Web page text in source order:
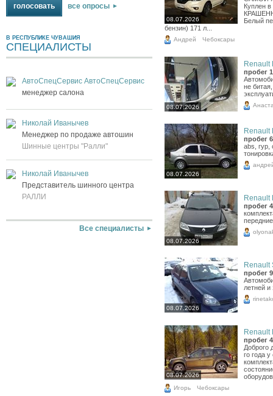
все опросы
В РЕСПУБЛИКЕ ЧУВАШИЯ
СПЕЦИАЛИСТЫ
АвтоСпецСервис АвтоСпецСервис
менеджер салона
Николай Иванычев
Менеджер по продаже автошин
Шинные центры "Ралли"
Николай Иванычев
Представитель шинного центра
РАЛЛИ
Все специалисты
08.07.2026
Куплен
Белый
бензин) 171 л...
Андрей Чебоксары
08.07.2026
Renault
пробег
не
08.07.2026
Renault
пробег
abs, гур,
08.07.2026
Renault
пробег
08.07.2026
Renault
пробег
летней
08.07.2026
Renault
пробег
Доброго
го года
Игорь Чебоксары